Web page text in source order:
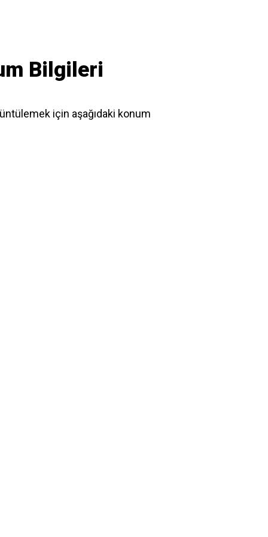
Bilgileri
için aşağıdaki konum